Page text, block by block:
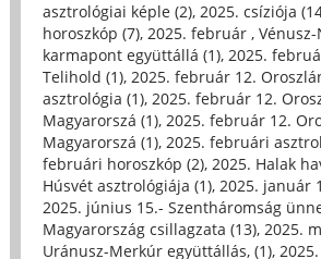
asztrológiai képle (2), 2025. csíziója
horoszkóp (7), 2025. február ,
karmapont együttállá (1), 2025.
Telihold (1), 2025. február 12.
asztrológia (1), 2025. február 12.
Magyarorszá (1), 2025. február 12.
Magyarorszá (1), 2025. februári
februári horoszkóp (2), 2025. Halak
Húsvét asztrológiája (1), 2025. január
2025. június 15.- Szentháromság
Magyarország csillagzata (13), 2025.
Uránusz-Merkúr együttállás, (1),